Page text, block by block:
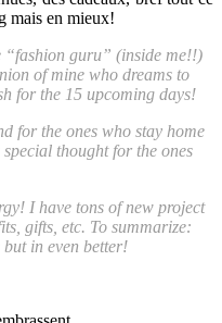
mais en mieux!
“fashion guru” (inside me!!)
of mine who dreams to
for the 15 upcoming days!
for the ones who stay home
thought for the ones
I have tons of new project
gifts, etc. To summarize:
in even better!